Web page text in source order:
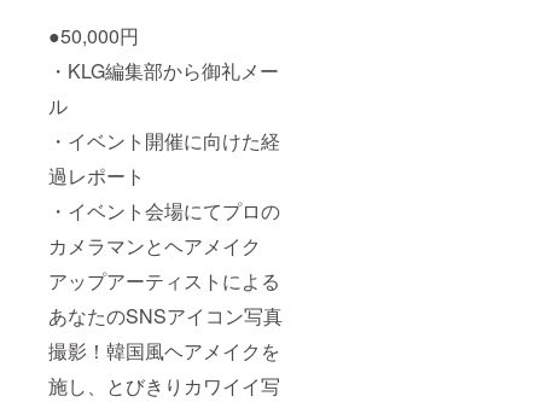
●50,000円
・KLG編集部から御礼メー
ル
・イベント開催に向けた経
過レポート
・イベント会場にてプロの
カメラマンとヘアメイク
アップアーティストによる
あなたのSNSアイコン写真
撮影！韓国風ヘアメイクを
施し、とびきりカワイイ写